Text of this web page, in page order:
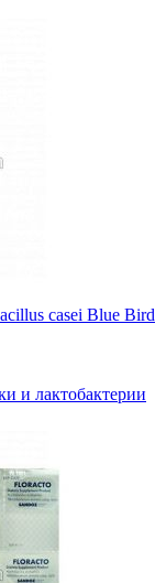
casei Blue Bird
и лактобактерии